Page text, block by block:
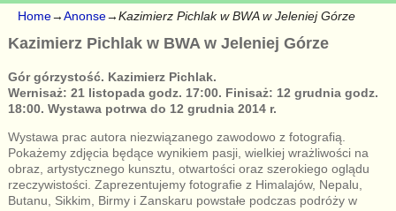
Home→Anonse→Kazimierz Pichlak w BWA w Jeleniej Górze
Kazimierz Pichlak w BWA w Jeleniej Górze
Gór górzystość. Kazimierz Pichlak.
Wernisaż: 21 listopada godz. 17:00. Finisaż: 12 grudnia godz.
18:00. Wystawa potrwa do 12 grudnia 2014 r.
Wystawa prac autora niezwiązanego zawodowo z fotografią.
Pokażemy zdjęcia będące wynikiem pasji, wielkiej wrażliwości na
obraz, artystycznego kunsztu, otwartości oraz szerokiego oglądu
rzeczywistości. Zaprezentujemy fotografie z Himalajów, Nepalu,
Butanu, Sikkim, Birmy i Zanskaru powstałe podczas podróży w